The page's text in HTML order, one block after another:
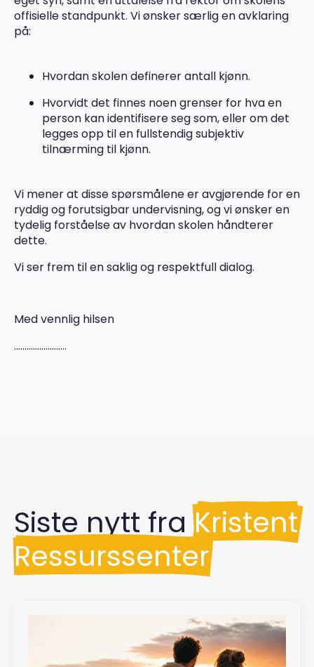
offisielle standpunkt. Vi ønsker særlig en avklaring
på:
Hvordan skolen definerer antall kjønn.
Hvorvidt det finnes noen grenser for hva en
person kan identifisere seg som, eller om det
legges opp til en fullstendig subjektiv
tilnærming til kjønn.
Vi mener at disse spørsmålene er avgjørende for en
ryddig og forutsigbar undervisning, og vi ønsker en
tydelig forståelse av hvordan skolen håndterer
dette.
Vi ser frem til en saklig og respektfull dialog.
Med vennlig hilsen
…………………….
Siste nytt fra Kristent
Ressurssenter